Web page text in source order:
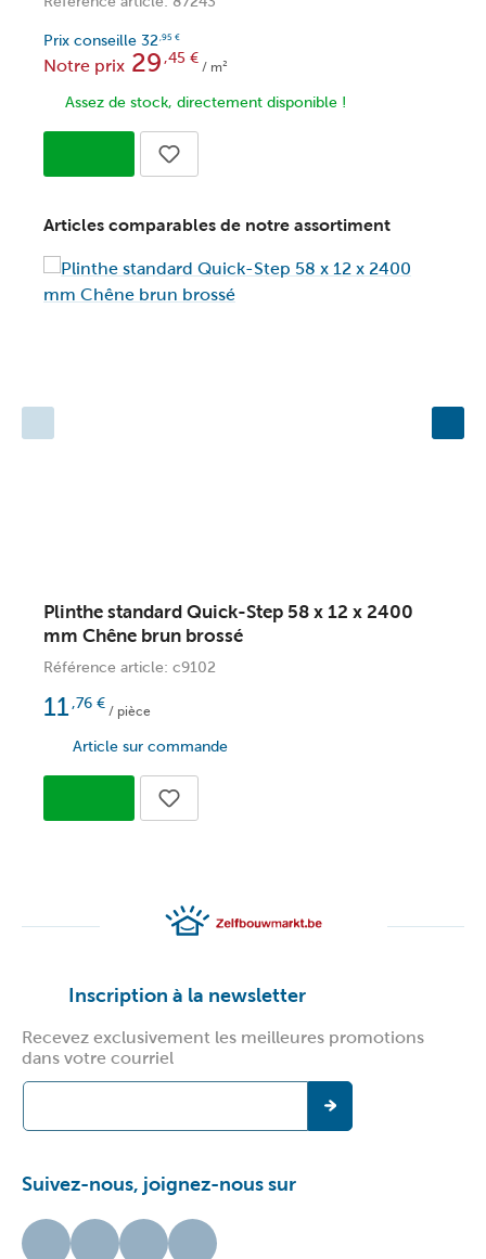
Prix conseille 32 ,95 €
Notre prix 29 ,45€
/ m²
Assez de stock, directement disponible !
Articles comparables de notre assortiment
Plinthe standard Quick-Step 58 x 12 x 2400
mm Chêne brun brossé
Référence article: c9102
11,76€
/ pièce
Article sur commande
Inscription à la newsletter
Recevez exclusivement les meilleures promotions
dans votre courriel
Suivez-nous, joignez-nous sur